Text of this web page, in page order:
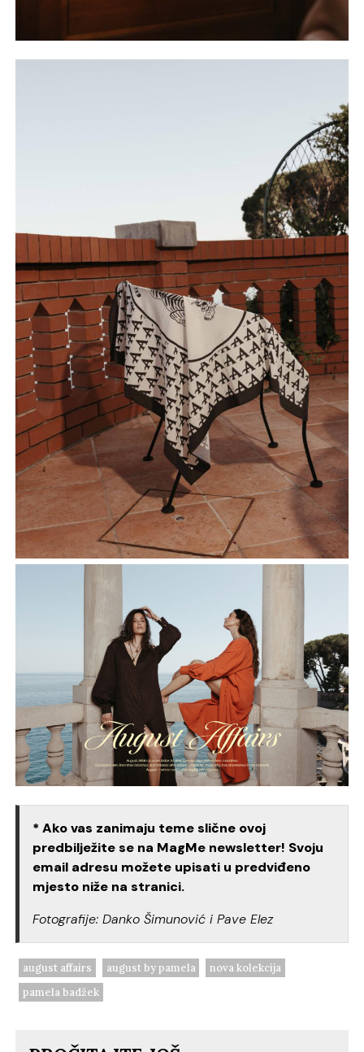
* Ako vas zanimaju teme slične ovoj
predbilježite se na MagMe newsletter! Svoju
email adresu možete upisati u predviđeno
mjesto niže na stranici.
Fotografije: Danko Šimunović i Pave Elez
august affairs august by pamela
nova kolekcija
pamela badžek